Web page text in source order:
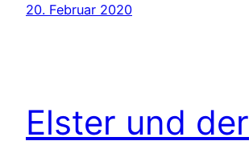
20. Februar 2020
Elster und der